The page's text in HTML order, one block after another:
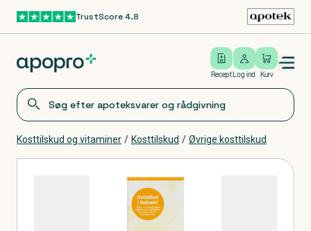
Gå til hovedindholdTrustScore 4.8
Recept
Log ind
Log ind Kurv
Open/close menu
Kosttilskud og vitaminer / Kosttilskud / Øvrige kosttilskud